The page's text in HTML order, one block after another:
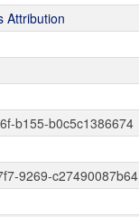
Attribution
b155-b0c5c1386674
9269-c27490087b64